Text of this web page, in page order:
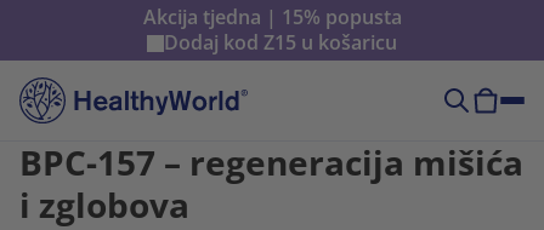
Akcija tjedna | 15% popusta
Dodaj kod Z15 u košaricu
BPC-157 – regeneracija mišića
i zglobova